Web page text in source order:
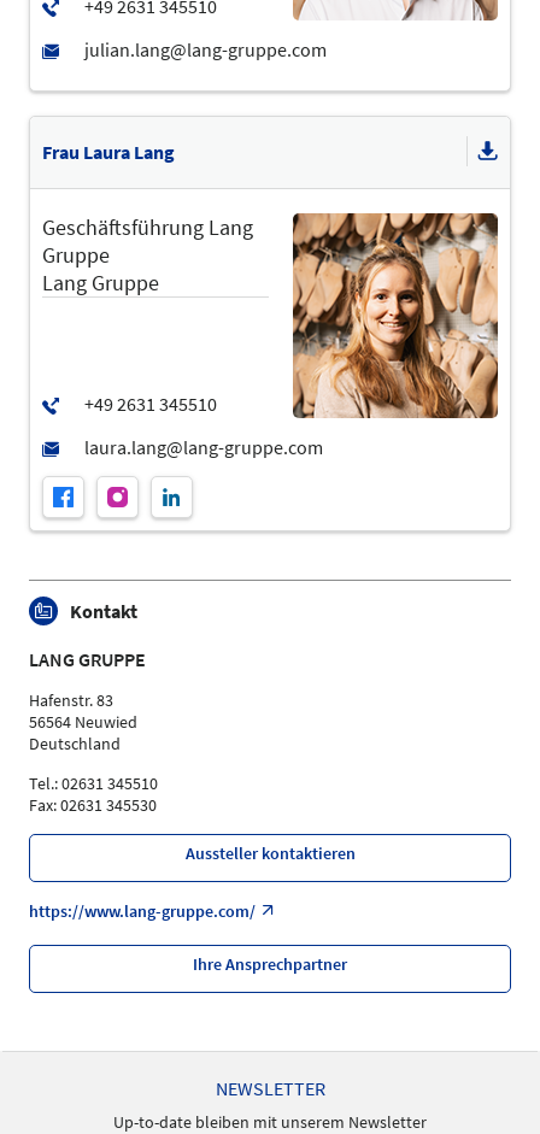
Frau Laura Lang
Geschäftsführung Lang
Gruppe
Lang Gruppe
Kontakt
LANG GRUPPE
Hafenstr. 83
56564 Neuwied
Deutschland
Tel.: 02631 345510
Fax: 02631 345530
Aussteller kontaktieren
https://www.lang-gruppe.com/
Ihre Ansprechpartner
NEWSLETTER
Up-to-date bleiben mit unserem Newsletter